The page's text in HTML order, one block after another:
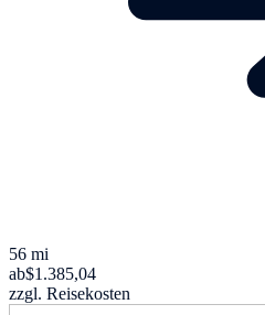
56 mi
ab$1.385,04
zzgl. Reisekosten